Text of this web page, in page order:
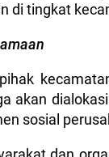
di tingkat
akan
sosial